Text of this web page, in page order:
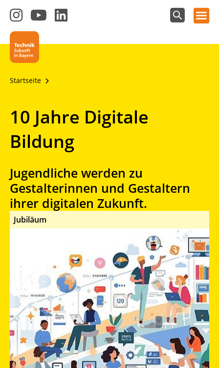
Technik - Zukunft in Bayern
Zum
Instagram-
Kanal
von
Technik-
in
Zum
YouTube-LinkedIn-
Suchfeld
Hauptnavigation öffnen
Startseite
10 Jahre Digitale
Bildung
Jugendliche werden zu
Gestalterinnen und Gestaltern
ihrer digitalen Zukunft.
Jubiläum